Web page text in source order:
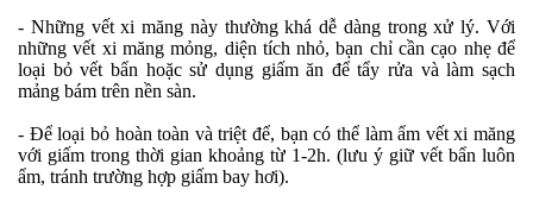
- Những vết xi măng này thường khá dễ dàng trong xử lý. Với
những vết xi măng mỏng, diện tích nhỏ, bạn chỉ cần cạo nhẹ để
loại bỏ vết bẩn hoặc sử dụng giấm ăn để tẩy rửa và làm sạch
mảng bám trên nền sàn.
- Để loại bỏ hoàn toàn và triệt để, bạn có thể làm ẩm vết xi măng
với giấm trong thời gian khoảng từ 1-2h. (lưu ý giữ vết bẩn luôn
ẩm, tránh trường hợp giấm bay hơi).